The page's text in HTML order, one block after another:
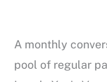
A monthly
pool of regular